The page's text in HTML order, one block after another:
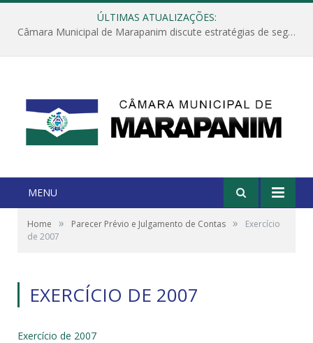
ÚLTIMAS ATUALIZAÇÕES:
Câmara Municipal de Marapanim discute estratégias de segurança com autoridades e poder executivo
MENU
Home » Parecer Prévio e Julgamento de Contas »
Exercício
de 2007
EXERCÍCIO DE 2007
Exercício de 2007